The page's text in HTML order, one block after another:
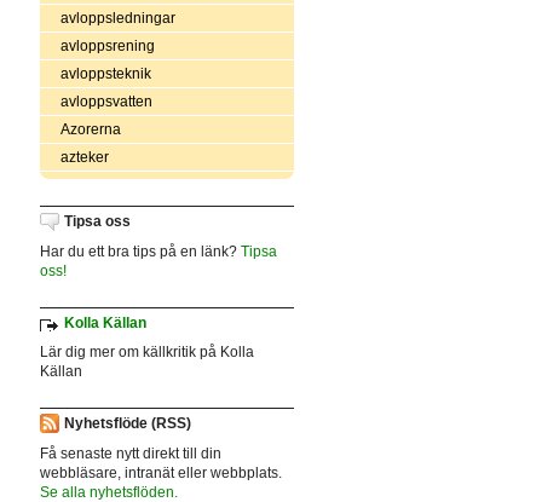
avloppsledningar
avloppsrening
avloppsteknik
avloppsvatten
Azorerna
azteker
Tipsa oss
Har du ett bra tips på en länk? Tipsa
oss!
Kolla Källan
Lär dig mer om källkritik på Kolla
Källan
Nyhetsflöde (RSS)
Få senaste nytt direkt till din
webbläsare, intranät eller webbplats.
Se alla nyhetsflöden.